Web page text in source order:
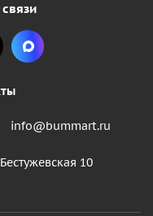
info@bummart.ru
10